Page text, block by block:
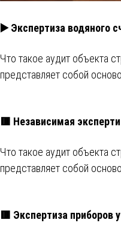
▶️ Экспертиза водяного
Что такое аудит объекта
представляет собой
🟥 Независимая
Что такое аудит объекта
представляет собой
🟥 Экспертиза приборов